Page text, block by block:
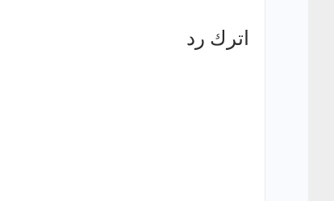
اترك رد